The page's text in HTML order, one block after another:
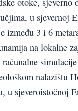
u sjevernoj
između 3 i 6
na lokalne
nalazištu
u sjeveroistočnoj